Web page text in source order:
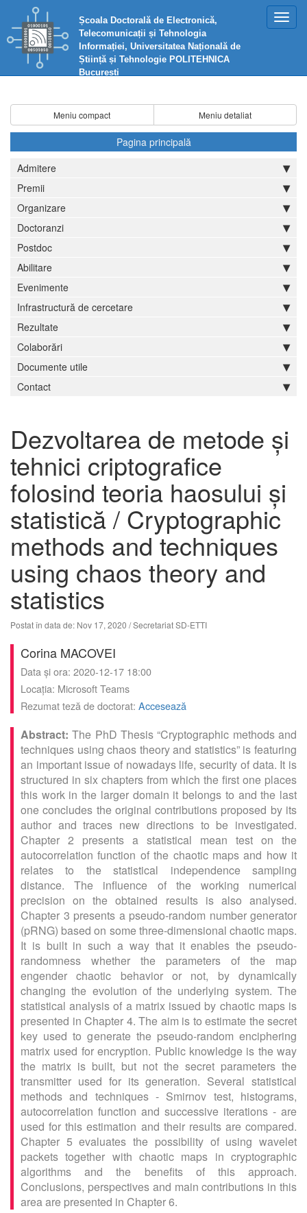
Școala Doctorală de Electronică,
Telecomunicații și Tehnologia
Informației, Universitatea Națională de
Știință și Tehnologie POLITEHNICA
București
Meniu compact Meniu detaliat
Pagina principală
Admitere
Premii
Organizare
Doctoranzi
Postdoc
Abilitare
Evenimente
Infrastructură de cercetare
Rezultate
Colaborări
Documente utile
Contact
Dezvoltarea de metode și
tehnici criptografice
folosind teoria haosului și
statistică / Cryptographic
methods and techniques
using chaos theory and
statistics
Postat în data de: Nov 17, 2020 / Secretariat SD-ETTI
Corina MACOVEI
Data și ora: 2020-12-17 18:00
Locația: Microsoft Teams
Rezumat teză de doctorat: Accesează
The PhD Thesis “Cryptographic methods and
techniques using chaos theory and statistics” is featuring
an important issue of nowadays life, security of data. It is
structured in six chapters from which the first one places
this work in the larger domain it belongs to and the last
one concludes the original contributions proposed by its
author and traces new directions to be investigated.
Chapter 2 presents a statistical mean test on the
autocorrelation function of the chaotic maps and how it
relates to the statistical independence sampling
distance. The influence of the working numerical
precision on the obtained results is also analysed.
Chapter 3 presents a pseudo-random number generator
(pRNG) based on some three-dimensional chaotic maps.
It is built in such a way that it enables the pseudo-
randomness whether the parameters of the map
engender chaotic behavior or not, by dynamically
changing the evolution of the underlying system. The
statistical analysis of a matrix issued by chaotic maps is
presented in Chapter 4. The aim is to estimate the secret
key used to generate the pseudo-random enciphering
matrix used for encryption. Public knowledge is the way
the matrix is built, but not the secret parameters the
transmitter used for its generation. Several statistical
methods and techniques - Smirnov test, histograms,
autocorrelation function and successive iterations - are
used for this estimation and their results are compared.
Chapter 5 evaluates the possibility of using wavelet
packets together with chaotic maps in cryptographic
algorithms and the benefits of this approach.
Conclusions, perspectives and main contributions in this
area are presented in Chapter 6.